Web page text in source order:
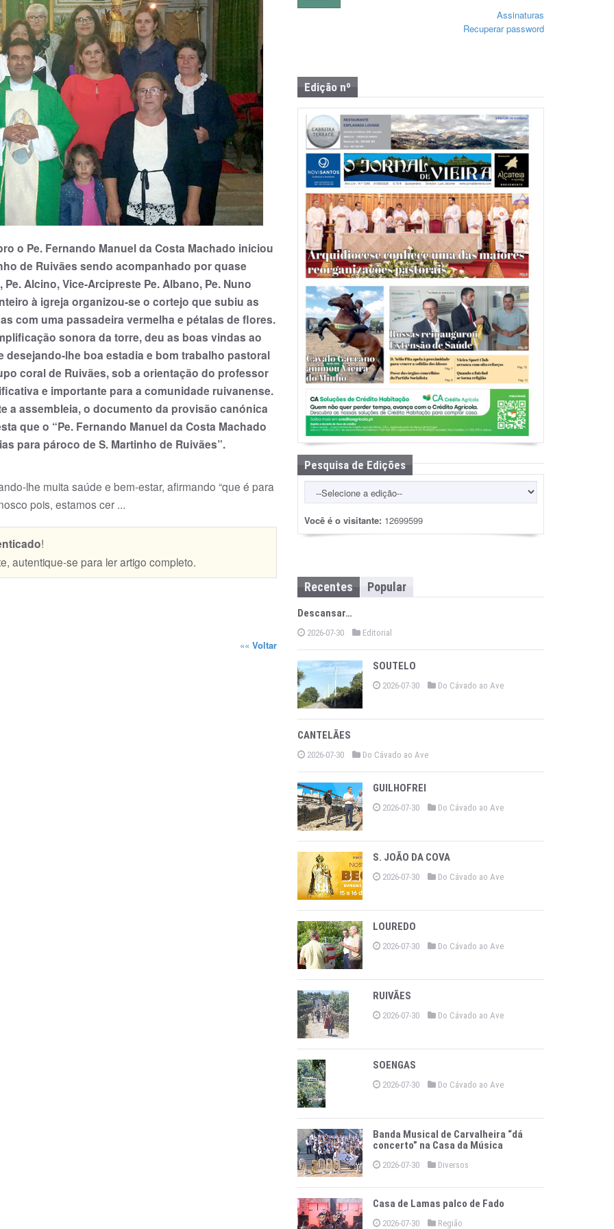
o Pe. Fernando Manuel da Costa Machado iniciou
de Ruivães sendo acompanhado por quase
Alcino, Vice-Arcipreste Pe. Albano, Pe. Nuno
à igreja organizou-se o cortejo que subiu as
com uma passadeira vermelha e pétalas de flores.
sonora da torre, deu as boas vindas ao
lhe boa estadia e bom trabalho pastoral
coral de Ruivães, sob a orientação do professor
e importante para a comunidade ruivanense.
a assembleia, o documento da provisão canónica
que o “Pe. Fernando Manuel da Costa Machado
para pároco de S. Martinho de Ruivães”.
lhe muita saúde e bem-estar, afirmando “que é para
pois, estamos cer ...
!
autentique-se para ler artigo completo.
«« Voltar
Assinaturas
Recuperar password
Edição nº
Pesquisa de Edições
Você é o visitante: 12699599
Recentes Popular
Descansar…
2026-07-30 Editorial
SOUTELO
2026-07-30 Do Cávado ao Ave
CANTELÃES
2026-07-30 Do Cávado ao Ave
GUILHOFREI
2026-07-30 Do Cávado ao Ave
S. JOÃO DA COVA
2026-07-30 Do Cávado ao Ave
LOUREDO
2026-07-30 Do Cávado ao Ave
RUIVÃES
2026-07-30 Do Cávado ao Ave
SOENGAS
2026-07-30 Do Cávado ao Ave
Banda Musical de Carvalheira “dá
concerto” na Casa da Música
2026-07-30 Diversos
Casa de Lamas palco de Fado
2026-07-30 Região